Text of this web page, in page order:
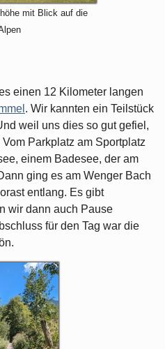
mit Blick auf die
einen 12 Kilometer langen
. Wir kannten ein Teilstück
weil uns dies so gut gefiel,
Parkplatz am Sportplatz
einem Badesee, der am
ging es am Wenger Bach
entlang. Es gibt
wir dann auch Pause
für den Tag war die